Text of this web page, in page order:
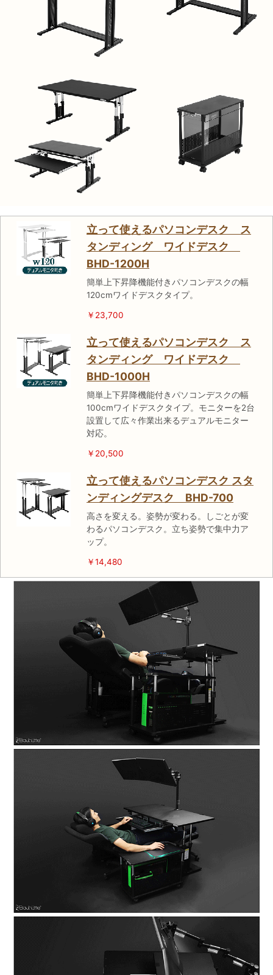
立って使えるパソコンデスク ス
タンディング ワイドデスク
BHD-1200H
簡単上下昇降機能付きパソコンデスクの幅
120cmワイドデスクタイプ。
￥23,700
立って使えるパソコンデスク ス
タンディング ワイドデスク
BHD-1000H
簡単上下昇降機能付きパソコンデスクの幅
100cmワイドデスクタイプ。モニターを2台
設置して広々作業出来るデュアルモニター
対応。
￥20,500
立って使えるパソコンデスク スタ
ンディングデスク BHD-700
高さを変える。姿勢が変わる。しごとが変
わるパソコンデスク。立ち姿勢で集中力ア
ップ。
￥14,480